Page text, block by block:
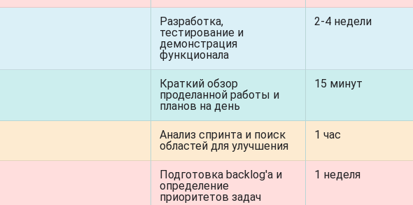
Разработка,
тестирование и
демонстрация
функционала
2-4 недели
Краткий обзор
проделанной работы и
планов на день
15 минут
Анализ спринта и поиск
областей для улучшения
1 час
Подготовка backlog'а и
определение
приоритетов задач
1 неделя